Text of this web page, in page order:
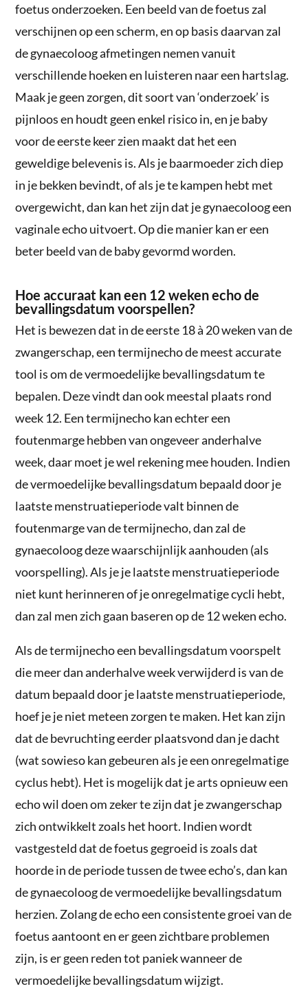
foetus onderzoeken. Een beeld van de foetus zal
verschijnen op een scherm, en op basis daarvan zal
de gynaecoloog afmetingen nemen vanuit
verschillende hoeken en luisteren naar een hartslag.
Maak je geen zorgen, dit soort van ‘onderzoek’ is
pijnloos en houdt geen enkel risico in, en je baby
voor de eerste keer zien maakt dat het een
geweldige belevenis is. Als je baarmoeder zich diep
in je bekken bevindt, of als je te kampen hebt met
overgewicht, dan kan het zijn dat je gynaecoloog een
vaginale echo uitvoert. Op die manier kan er een
beter beeld van de baby gevormd worden.
Hoe accuraat kan een 12 weken echo de
bevallingsdatum voorspellen?
Het is bewezen dat in de eerste 18 à 20 weken van de
zwangerschap, een termijnecho de meest accurate
tool is om de vermoedelijke bevallingsdatum te
bepalen. Deze vindt dan ook meestal plaats rond
week 12. Een termijnecho kan echter een
foutenmarge hebben van ongeveer anderhalve
week, daar moet je wel rekening mee houden. Indien
de vermoedelijke bevallingsdatum bepaald door je
laatste menstruatieperiode valt binnen de
foutenmarge van de termijnecho, dan zal de
gynaecoloog deze waarschijnlijk aanhouden (als
voorspelling). Als je je laatste menstruatieperiode
niet kunt herinneren of je onregelmatige cycli hebt,
dan zal men zich gaan baseren op de 12 weken echo.
Als de termijnecho een bevallingsdatum voorspelt
die meer dan anderhalve week verwijderd is van de
datum bepaald door je laatste menstruatieperiode,
hoef je je niet meteen zorgen te maken. Het kan zijn
dat de bevruchting eerder plaatsvond dan je dacht
(wat sowieso kan gebeuren als je een onregelmatige
cyclus hebt). Het is mogelijk dat je arts opnieuw een
echo wil doen om zeker te zijn dat je zwangerschap
zich ontwikkelt zoals het hoort. Indien wordt
vastgesteld dat de foetus gegroeid is zoals dat
hoorde in de periode tussen de twee echo’s, dan kan
de gynaecoloog de vermoedelijke bevallingsdatum
herzien. Zolang de echo een consistente groei van de
foetus aantoont en er geen zichtbare problemen
zijn, is er geen reden tot paniek wanneer de
vermoedelijke bevallingsdatum wijzigt.